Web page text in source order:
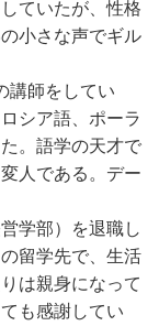
ていたが、性格
小さな声でギル
講師をしてい
シア語、ポーラ
。語学の天才で
人である。デー
学部）を退職し
留学先で、生活
は親身になって
も感謝してい